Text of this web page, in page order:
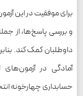
برای موفقیت در این
و بررسی پاسخ‌ها، از
داوطلبان کمک کند.
آمادگی در
حسابداری چهارخونه